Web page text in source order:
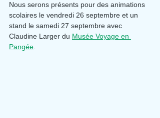
Nous serons présents pour des animations
scolaires le vendredi 26 septembre et un
stand le samedi 27 septembre avec
Claudine Larger du Musée Voyage en
Pangée